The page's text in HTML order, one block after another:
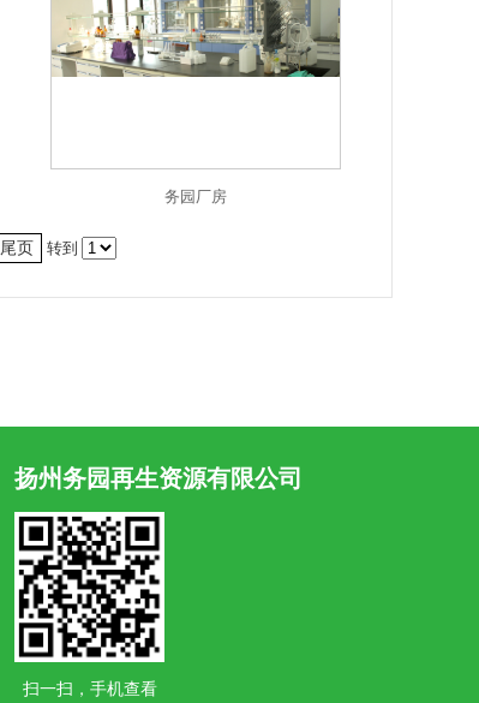
务园厂房
尾页 转到
扬州务园再生资源有限公司
扫一扫，手机查看